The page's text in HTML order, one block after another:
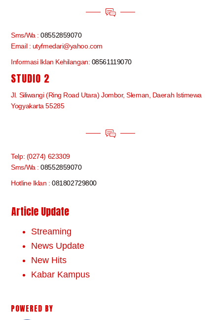
Sms/Wa :08552859070
Email : utyfmedari@yahoo.com
Informasi Iklan Kehilangan: 08561119070
STUDIO 2
Jl. Siliwangi (Ring Road Utara) Jombor, Sleman, Daerah Istimewa
Yogyakarta 55285
Telp: (0274) 623309
Sms/Wa :08552859070
Hotline Iklan :081802729800
Article Update
Streaming
News Update
New Hits
Kabar Kampus
POWERED BY